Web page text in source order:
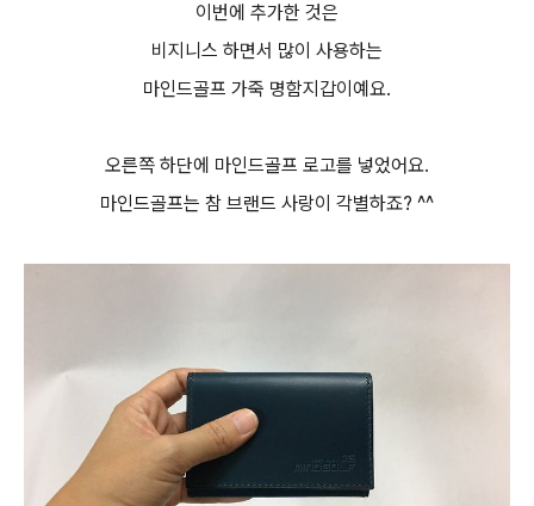
이번에 추가한 것은
비지니스 하면서 많이 사용하는
마인드골프 가죽 명함지갑이예요.
오른쪽 하단에 마인드골프 로고를 넣었어요.
마인드골프는 참 브랜드 사랑이 각별하죠? ^^